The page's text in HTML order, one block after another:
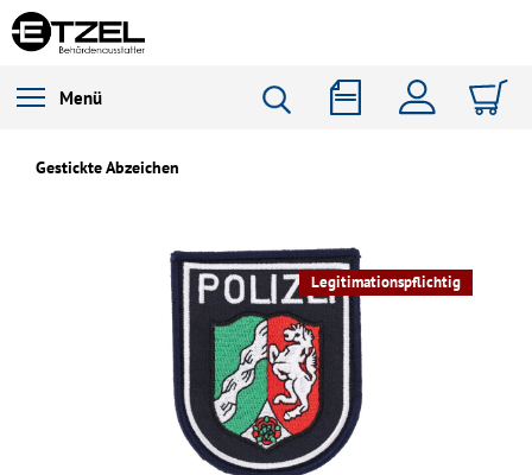
Menü
Gestickte Abzeichen
Legitimationspflichtig